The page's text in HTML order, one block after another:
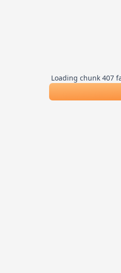
Loading chunk 407